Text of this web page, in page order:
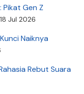
Gen Z
18 Jul 2026
Naiknya
Rebut Suara